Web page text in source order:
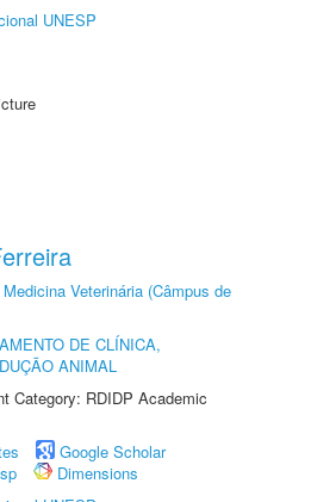
UNESP
Veterinária (Câmpus de
DE CLÍNICA,
ANIMAL
Category: RDIDP Academic
Google Scholar
Dimensions